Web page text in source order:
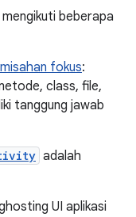
beberapa
fokus:
class, file,
tanggung jawab
adalah
UI aplikasi